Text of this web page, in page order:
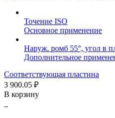
Точение ISO
Основное применение
Наруж. ромб 55°, угол в
Дополнительное
Соответствующая пластина
3 900.05 ₽
В корзину